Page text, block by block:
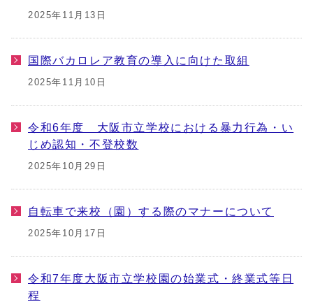
2025年11月13日
国際バカロレア教育の導入に向けた取組
2025年11月10日
令和6年度 大阪市立学校における暴力行為・い
じめ認知・不登校数
2025年10月29日
自転車で来校（園）する際のマナーについて
2025年10月17日
令和7年度大阪市立学校園の始業式・終業式等日
程